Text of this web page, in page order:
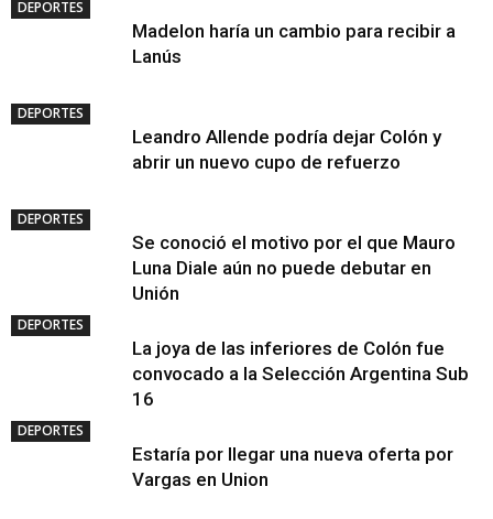
DEPORTES
Madelon haría un cambio para recibir a
Lanús
DEPORTES
Leandro Allende podría dejar Colón y
abrir un nuevo cupo de refuerzo
DEPORTES
Se conoció el motivo por el que Mauro
Luna Diale aún no puede debutar en
Unión
DEPORTES
La joya de las inferiores de Colón fue
convocado a la Selección Argentina Sub
16
DEPORTES
Estaría por llegar una nueva oferta por
Vargas en Union